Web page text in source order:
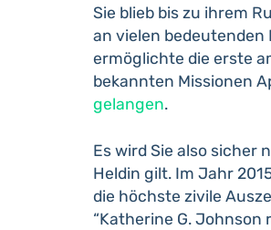
Sie blieb bis zu ihrem
an vielen bedeutenden
ermöglichte die erste
bekannten Missionen
gelangen.
Es wird Sie also sicher
Heldin gilt. Im Jahr
die höchste zivile
“Katherine G.